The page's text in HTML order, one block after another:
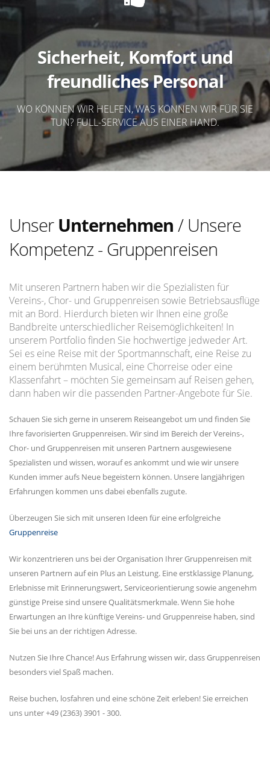
Sicherheit, Komfort und
freundliches Personal
WO KÖNNEN WIR HELFEN, WAS KÖNNEN WIR FÜR SIE
TUN? FULL-SERVICE AUS EINER HAND.
Unser Unternehmen / Unsere
Kompetenz - Gruppenreisen
Mit unseren Partnern haben wir die Spezialisten für
Vereins-, Chor- und Gruppenreisen sowie Betriebsausflüge
mit an Bord. Hierdurch bieten wir Ihnen eine große
Bandbreite unterschiedlicher Reisemöglichkeiten! In
unserem Portfolio finden Sie hochwertige jedweder Art.
Sei es eine Reise mit der Sportmannschaft, eine Reise zu
einem berühmten Musical, eine Chorreise oder eine
Klassenfahrt – möchten Sie gemeinsam auf Reisen gehen,
dann haben wir die passenden Partner-Angebote für Sie.
Schauen Sie sich gerne in unserem Reiseangebot um und finden Sie
Ihre favorisierten Gruppenreisen. Wir sind im Bereich der Vereins-,
Chor- und Gruppenreisen mit unseren Partnern ausgewiesene
Spezialisten und wissen, worauf es ankommt und wie wir unsere
Kunden immer aufs Neue begeistern können. Unsere langjährigen
Erfahrungen kommen uns dabei ebenfalls zugute.
Überzeugen Sie sich mit unseren Ideen für eine erfolgreiche
Gruppenreise
Wir konzentrieren uns bei der Organisation Ihrer Gruppenreisen mit
unseren Partnern auf ein Plus an Leistung. Eine erstklassige Planung,
Erlebnisse mit Erinnerungswert, Serviceorientierung sowie angenehm
günstige Preise sind unsere Qualitätsmerkmale. Wenn Sie hohe
Erwartungen an Ihre künftige Vereins- und Gruppenreise haben, sind
Sie bei uns an der richtigen Adresse.
Nutzen Sie Ihre Chance! Aus Erfahrung wissen wir, dass Gruppenreisen
besonders viel Spaß machen.
Reise buchen, losfahren und eine schöne Zeit erleben! Sie erreichen
uns unter +49 (2363) 3901 - 300.